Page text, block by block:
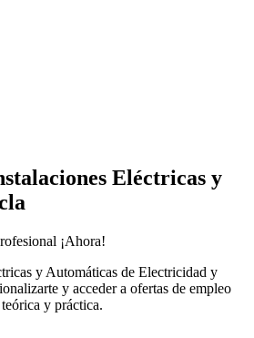
Eléctricas y
¡Ahora!
y Automáticas de Electricidad y
y acceder a ofertas de empleo
y práctica.